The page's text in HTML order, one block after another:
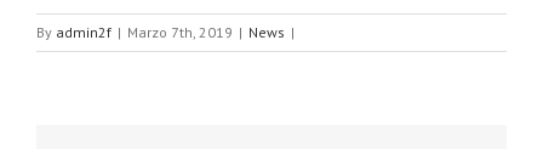
By admin2f | Marzo 7th, 2019 | News |